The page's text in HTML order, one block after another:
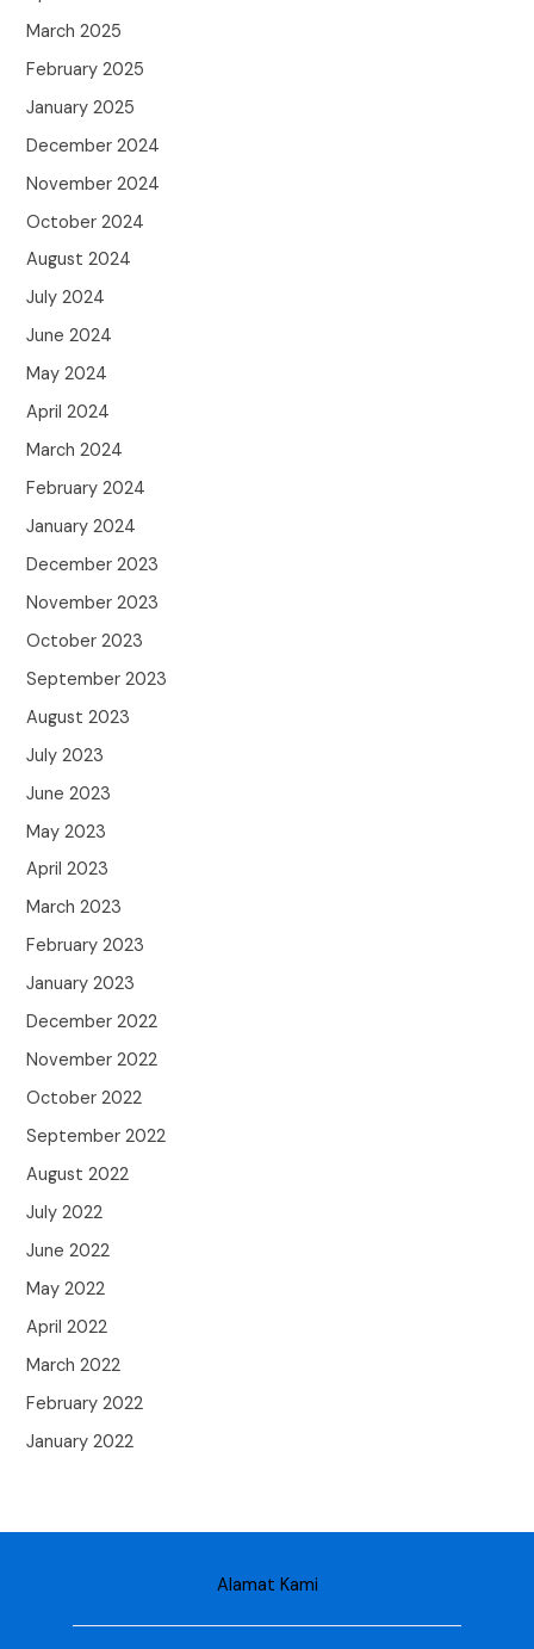
March 2025
February 2025
January 2025
December 2024
November 2024
October 2024
August 2024
July 2024
June 2024
May 2024
April 2024
March 2024
February 2024
January 2024
December 2023
November 2023
October 2023
September 2023
August 2023
July 2023
June 2023
May 2023
April 2023
March 2023
February 2023
January 2023
December 2022
November 2022
October 2022
September 2022
August 2022
July 2022
June 2022
May 2022
April 2022
March 2022
February 2022
January 2022
Alamat Kami